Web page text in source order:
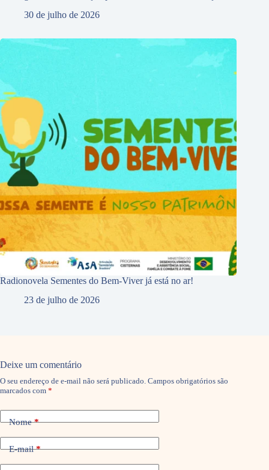
30 de julho de 2026
Radionovela Sementes do Bem-Viver já está no ar!
23 de julho de 2026
Deixe um comentário
O seu endereço de e-mail não será publicado. Campos obrigatórios são
marcados com *
Nome*
E-mail*